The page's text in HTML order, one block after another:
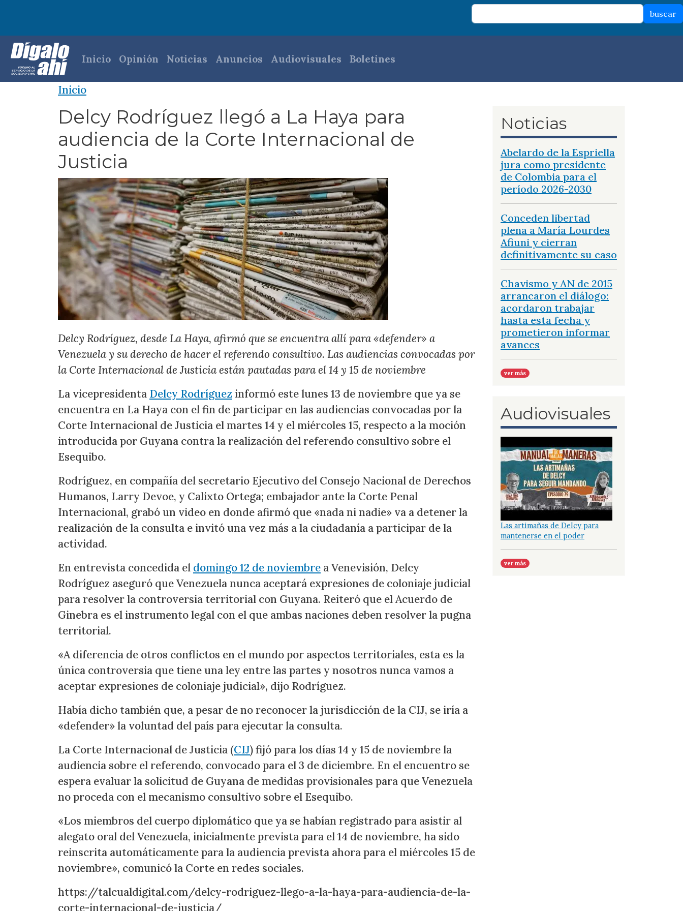
buscar
Navegación principal
Inicio Opinión Noticias Anuncios Audiovisuales Boletines
Inicio
Delcy Rodríguez llegó a La Haya para
audiencia de la Corte Internacional de
Justicia
Delcy Rodríguez, desde La Haya, afirmó que se encuentra allí para «defender» a
Venezuela y su derecho de hacer el referendo consultivo. Las audiencias convocadas por
la Corte Internacional de Justicia están pautadas para el 14 y 15 de noviembre
La vicepresidenta Delcy Rodríguez informó este lunes 13 de noviembre que ya se
encuentra en La Haya con el fin de participar en las audiencias convocadas por la
Corte Internacional de Justicia el martes 14 y el miércoles 15, respecto a la moción
introducida por Guyana contra la realización del referendo consultivo sobre el
Esequibo.
Rodríguez, en compañía del secretario Ejecutivo del Consejo Nacional de Derechos
Humanos, Larry Devoe, y Calixto Ortega; embajador ante la Corte Penal
Internacional, grabó un video en donde afirmó que «nada ni nadie» va a detener la
realización de la consulta e invitó una vez más a la ciudadanía a participar de la
actividad.
En entrevista concedida el domingo 12 de noviembre a Venevisión, Delcy
Rodríguez aseguró que Venezuela nunca aceptará expresiones de coloniaje judicial
para resolver la controversia territorial con Guyana. Reiteró que el Acuerdo de
Ginebra es el instrumento legal con el que ambas naciones deben resolver la pugna
territorial.
«A diferencia de otros conflictos en el mundo por aspectos territoriales, esta es la
única controversia que tiene una ley entre las partes y nosotros nunca vamos a
aceptar expresiones de coloniaje judicial», dijo Rodríguez.
Había dicho también que, a pesar de no reconocer la jurisdicción de la CIJ, se iría a
«defender» la voluntad del país para ejecutar la consulta.
La Corte Internacional de Justicia (CIJ) fijó para los días 14 y 15 de noviembre la
audiencia sobre el referendo, convocado para el 3 de diciembre. En el encuentro se
espera evaluar la solicitud de Guyana de medidas provisionales para que Venezuela
no proceda con el mecanismo consultivo sobre el Esequibo.
«Los miembros del cuerpo diplomático que ya se habían registrado para asistir al
alegato oral del Venezuela, inicialmente prevista para el 14 de noviembre, ha sido
reinscrita automáticamente para la audiencia prevista ahora para el miércoles 15 de
noviembre», comunicó la Corte en redes sociales.
https://talcualdigital.com/delcy-rodriguez-llego-a-la-haya-para-audiencia-de-la-
corte-internacional-de-justicia/
Noticias
Abelardo de la Espriella
jura como presidente
de Colombia para el
período 2026-2030
Conceden libertad
plena a María Lourdes
Afiuni y cierran
definitivamente su caso
Chavismo y AN de 2015
arrancaron el diálogo:
acordaron trabajar
hasta esta fecha y
prometieron informar
avances
ver más
Audiovisuales
Las artimañas de Delcy para
mantenerse en el poder
ver más